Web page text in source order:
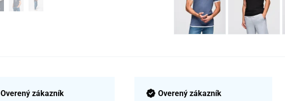
Overený zákazník
Overený zákazník